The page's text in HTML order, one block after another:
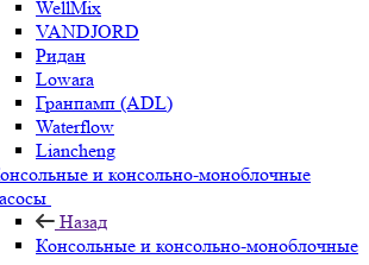
WellMix
VANDJORD
Ридан
Lowara
Гранпамп (ADL)
Waterflow
Liancheng
и консольно-моноблочные
Назад
Консольные и консольно-моноблочные